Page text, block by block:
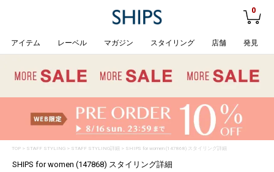
0
アイテム レーベル マガジン スタイリング 店舗 発見
TOP> STAFF STYLING> STAFF STYLING詳細 > SHIPS for women (147868) スタイリング詳細
SHIPS for women (147868) スタイリング詳細